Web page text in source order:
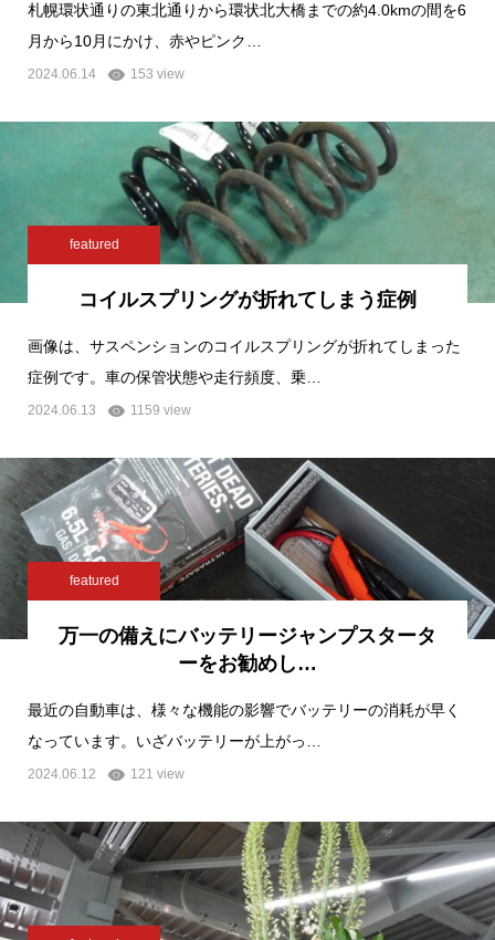
札幌環状通りの東北通りから環状北大橋までの約4.0kmの間を6
月から10月にかけ、赤やピンク…
2024.06.14 153 view
featured
コイルスプリングが折れてしまう症例
画像は、サスペンションのコイルスプリングが折れてしまった
症例です。車の保管状態や走行頻度、乗…
2024.06.13 1159 view
featured
万一の備えにバッテリージャンプスタータ
ーをお勧めし…
最近の自動車は、様々な機能の影響でバッテリーの消耗が早く
なっています。いざバッテリーが上がっ…
2024.06.12 121 view